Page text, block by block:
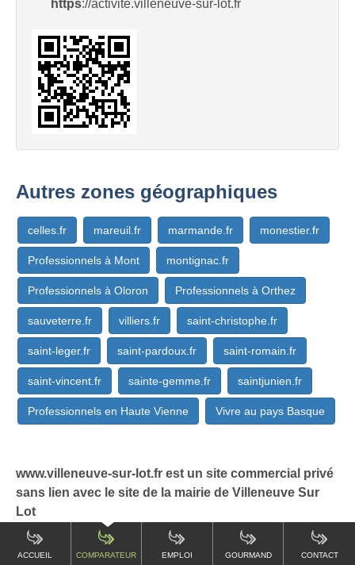
ACCUEIL COMPARATEUR EMPLOI GOURMAND CONTACT
https://activité.villeneuve-sur-lot.fr
Autres zones géographiques
celles.fr mareuil.fr marmande.fr monestier.fr
Professionnels à Mont montignac.fr
Professionnels à Oloron Professionnels à Orthez
sauveterre.fr villiers.fr saint-christophe.fr
saint-leger.fr saint-pardoux.fr saint-romain.fr
saint-vincent.fr sainte-gemme.fr saintjunien.fr
Professionnels en Haute Vienne Vivre au pays Basque
www.villeneuve-sur-lot.fr est un site commercial privé
sans lien avec le site de la mairie de Villeneuve Sur
Lot